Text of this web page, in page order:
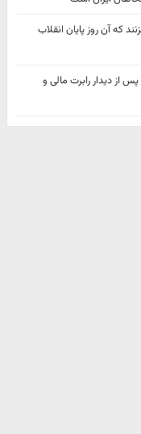
که آن روز پایان انقلاب
از دیدار رابرت مالی و